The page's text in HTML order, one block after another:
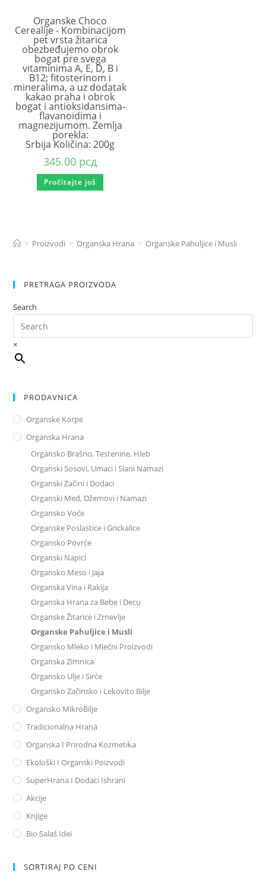
Organske Choco
Cerealije - Kombinacijom
pet vrsta žitarica
obezbeđujemo obrok
bogat pre svega
vitaminima A, E, D, B i
B12; fitosterinom i
mineralima, a uz dodatak
kakao praha i obrok
bogat i antioksidansima-
flavanoidima i
magnezijumom. Zemlja
porekla:
Srbija Količina: 200g
345.00 рсд
Pročitajte još
> Proizvodi > Organska Hrana > Organske Pahuljice i Musli
PRETRAGA PROIZVODA
Search
×
PRODAVNICA
Organske Korpe
Organska Hrana
Organsko Brašno, Testenine, Hleb
Organski Sosovi, Umaci i Slani Namazi
Organski Začini i Dodaci
Organski Med, Džemovi i Namazi
Organsko Voće
Organske Poslastice i Grickalice
Organsko Povrće
Organski Napici
Organsko Meso i Jaja
Organska Vina i Rakija
Organska Hrana za Bebe i Decu
Organske Žitarice i Zrnevlje
Organske Pahuljice i Musli
Organsko Mleko i Mlečni Proizvodi
Organska Zimnica
Organsko Ulje i Sirće
Organsko Začinsko i Lekovito Bilje
Organsko MikroBilje
Tradicionalna Hrana
Organska I Prirodna Kozmetika
Ekološki I Organski Poizvodi
SuperHrana I Dodaci Ishrani
Akcije
Knjige
Bio Salaš Idei
SORTIRAJ PO CENI